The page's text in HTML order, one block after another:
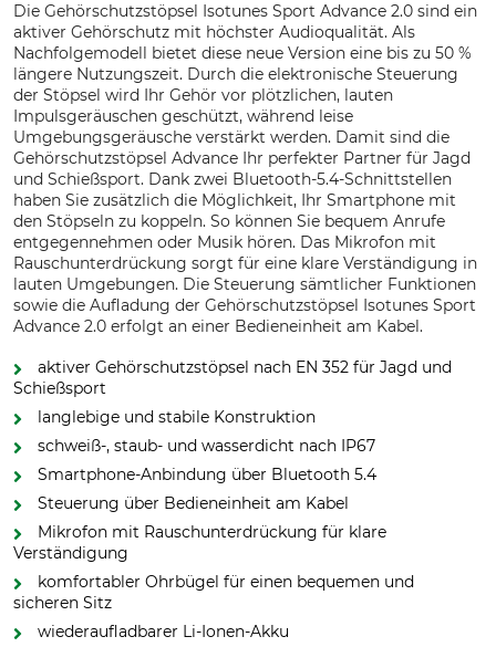
Die Gehörschutzstöpsel Isotunes Sport Advance 2.0 sind ein
aktiver Gehörschutz mit höchster Audioqualität. Als
Nachfolgemodell bietet diese neue Version eine bis zu 50 %
längere Nutzungszeit. Durch die elektronische Steuerung
der Stöpsel wird Ihr Gehör vor plötzlichen, lauten
Impulsgeräuschen geschützt, während leise
Umgebungsgeräusche verstärkt werden. Damit sind die
Gehörschutzstöpsel Advance Ihr perfekter Partner für Jagd
und Schießsport. Dank zwei Bluetooth-5.4-Schnittstellen
haben Sie zusätzlich die Möglichkeit, Ihr Smartphone mit
den Stöpseln zu koppeln. So können Sie bequem Anrufe
entgegennehmen oder Musik hören. Das Mikrofon mit
Rauschunterdrückung sorgt für eine klare Verständigung in
lauten Umgebungen. Die Steuerung sämtlicher Funktionen
sowie die Aufladung der Gehörschutzstöpsel Isotunes Sport
Advance 2.0 erfolgt an einer Bedieneinheit am Kabel.
aktiver Gehörschutzstöpsel nach EN 352 für Jagd und
Schießsport
langlebige und stabile Konstruktion
schweiß-, staub- und wasserdicht nach IP67
Smartphone-Anbindung über Bluetooth 5.4
Steuerung über Bedieneinheit am Kabel
Mikrofon mit Rauschunterdrückung für klare
Verständigung
komfortabler Ohrbügel für einen bequemen und
sicheren Sitz
wiederaufladbarer Li-Ionen-Akku